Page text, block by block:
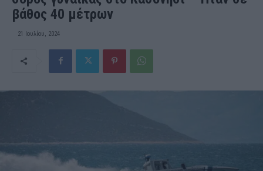
βάθος 40 μέτρων
21 Ιουλίου, 2024